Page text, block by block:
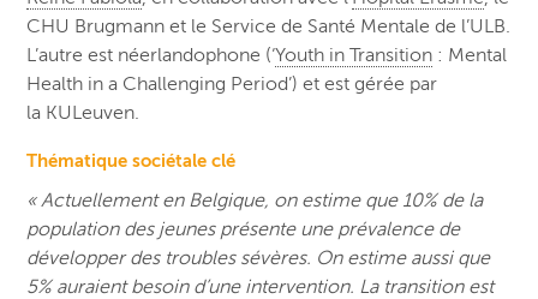
CHU Brugmann et le Service de Santé Mentale de l’ULB.
L’autre est néerlandophone (‘Youth in Transition : Mental
Health in a Challenging Period’) et est gérée par
la KULeuven.
Thématique sociétale clé
« Actuellement en Belgique, on estime que 10% de la
population des jeunes présente une prévalence de
développer des troubles sévères. On estime aussi que
5% auraient besoin d’une intervention. La transition est